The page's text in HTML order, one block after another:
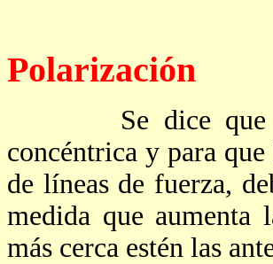
Polarización
Se dice que un
concéntrica y para
de líneas de fuerza,
medida que aumenta
más cerca estén las